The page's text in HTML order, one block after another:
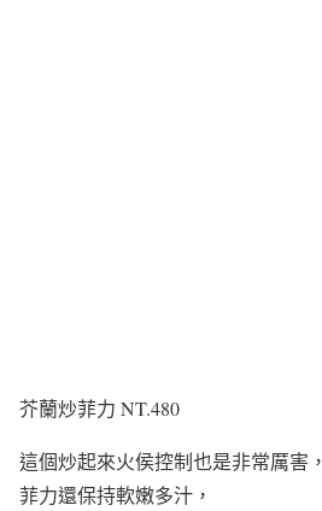
芥蘭炒菲力 NT.480
這個炒起來火侯控制也是非常厲害，
菲力還保持軟嫩多汁，